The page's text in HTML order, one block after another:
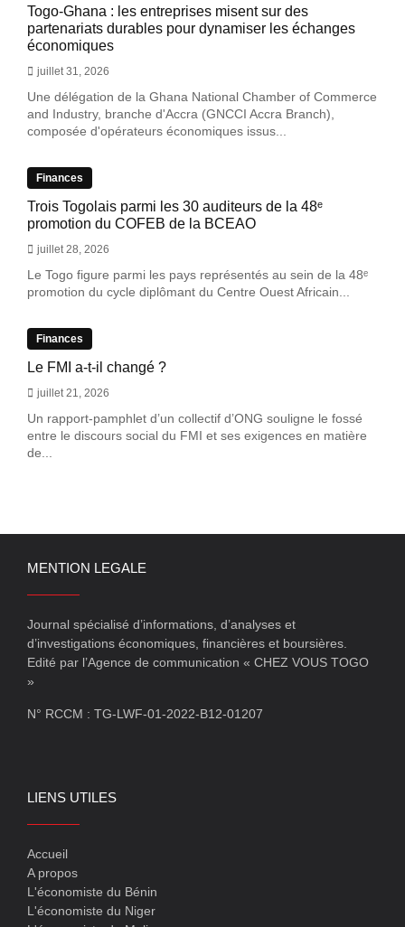
Togo-Ghana : les entreprises misent sur des
partenariats durables pour dynamiser les échanges
économiques
juillet 31, 2026
Une délégation de la Ghana National Chamber of Commerce
and Industry, branche d'Accra (GNCCI Accra Branch),
composée d'opérateurs économiques issus...
Finances
Trois Togolais parmi les 30 auditeurs de la 48ᵉ
promotion du COFEB de la BCEAO
juillet 28, 2026
Le Togo figure parmi les pays représentés au sein de la 48ᵉ
promotion du cycle diplômant du Centre Ouest Africain...
Finances
Le FMI a-t-il changé ?
juillet 21, 2026
Un rapport-pamphlet d’un collectif d’ONG souligne le fossé
entre le discours social du FMI et ses exigences en matière
de...
MENTION LEGALE
Journal spécialisé d’informations, d’analyses et
d’investigations économiques, financières et boursières.
Edité par l’Agence de communication « CHEZ VOUS TOGO
»
N° RCCM : TG-LWF-01-2022-B12-01207
LIENS UTILES
Accueil
A propos
L'économiste du Bénin
L'économiste du Niger